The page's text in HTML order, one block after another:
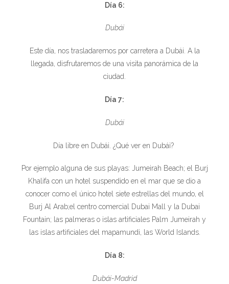
Día 6:
Dubái
Este día, nos trasladaremos por carretera a Dubái. A la
llegada, disfrutaremos de una visita panorámica de la
ciudad.
Día 7:
Dubái
Día libre en Dubái. ¿Qué ver en Dubái?
Por ejemplo alguna de sus playas: Jumeirah Beach; el Burj
Khalifa con un hotel suspendido en el mar que se dio a
conocer como el único hotel siete estrellas del mundo, el
Burj Al Arab;el centro comercial Dubai Mall y la Dubai
Fountain; las palmeras o islas artificiales Palm Jumeirah y
las islas artificiales del mapamundi, las World Islands.
Día 8:
Dubái-Madrid